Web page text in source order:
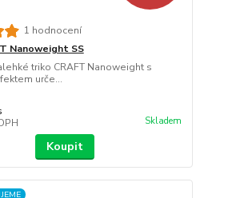
1 hodnocení
Nanoweight SS
triko CRAFT Nanoweight s
urče...
Skladem
Koupit